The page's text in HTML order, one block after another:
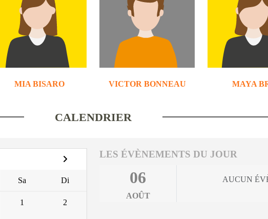
MIA BISARO VICTOR BONNEAU MAYA
CALENDRIER
Sa Di
1 2
LES ÉVÈNEMENTS DU JOUR
06
AOÛT
AUCUN